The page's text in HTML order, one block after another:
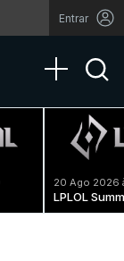
Entrar
Toggle
20 Ago 2026
LPLOL